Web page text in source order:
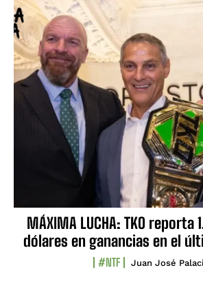
MÁXIMA LUCHA: TKO reporta
dólares en ganancias en el
#NTF Juan José